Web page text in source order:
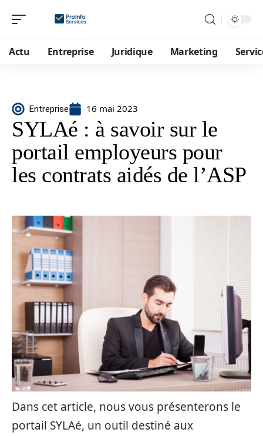
Actu Entreprise Juridique Marketing
Entreprise 16 mai 2023
SYLAé : à savoir sur le
portail employeurs pour
les contrats aidés de l’ASP
Dans cet article, nous vous présenterons le
portail SYLAé, un outil destiné aux